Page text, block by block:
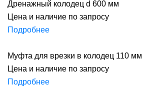
Дренажный колодец d 600 мм
Цена и наличие по запросу
Подробнее
Муфта для врезки в колодец 110 мм
Цена и наличие по запросу
Подробнее